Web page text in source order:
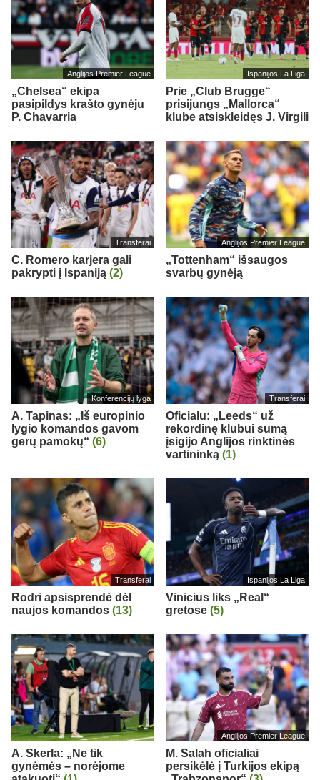
Anglijos Premier League
„Chelsea“ ekipa
pasipildys krašto gynėju
P. Chavarria
Ispanijos La Liga
Prie „Club Brugge“
prisijungs „Mallorca“
klube atsiskleidęs J. Virgili
Transferai
C. Romero karjera gali
pakrypti į Ispaniją (2)
Anglijos Premier League
„Tottenham“ išsaugos
svarbų gynėją
Konferencijų lyga
A. Tapinas: „Iš europinio
lygio komandos gavom
gerų pamokų“ (6)
Transferai
Oficialu: „Leeds“ už
rekordinę klubui sumą
įsigijo Anglijos rinktinės
vartininką (1)
Transferai
Rodri apsisprendė dėl
naujos komandos (13)
Ispanijos La Liga
Vinicius liks „Real“
gretose (5)
A. Skerla: „Ne tik
gynėmės – norėjome
Anglijos Premier League
M. Salah oficialiai
persikėlė į Turkijos ekipą